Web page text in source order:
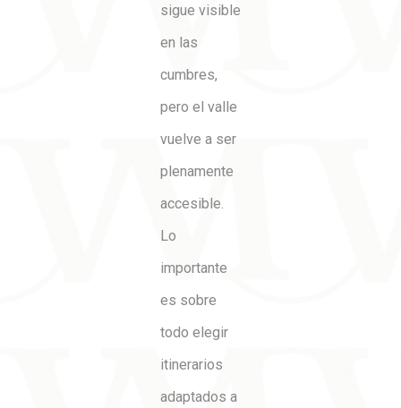
sigue visible
en las
cumbres,
pero el valle
vuelve a ser
plenamente
accesible.
Lo
importante
es sobre
todo elegir
itinerarios
adaptados a